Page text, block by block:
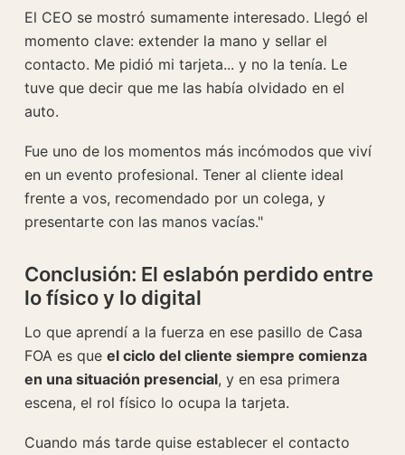
El CEO se mostró sumamente interesado. Llegó el
momento clave: extender la mano y sellar el
contacto. Me pidió mi tarjeta... y no la tenía. Le
tuve que decir que me las había olvidado en el
auto.
Fue uno de los momentos más incómodos que viví
en un evento profesional. Tener al cliente ideal
frente a vos, recomendado por un colega, y
presentarte con las manos vacías."
Conclusión: El eslabón perdido entre
lo físico y lo digital
Lo que aprendí a la fuerza en ese pasillo de Casa
FOA es que el ciclo del cliente siempre comienza
en una situación presencial, y en esa primera
escena, el rol físico lo ocupa la tarjeta.
Cuando más tarde quise establecer el contacto